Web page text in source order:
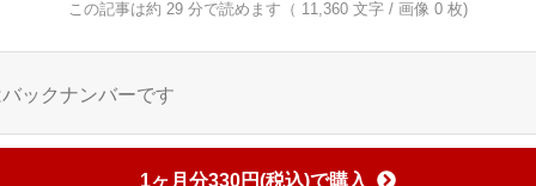
この記事は約 29 分で読めます（ 11,360 文字 / 画像 0 枚)
ックナンバーです
1ヶ月分330円(税込)で購入